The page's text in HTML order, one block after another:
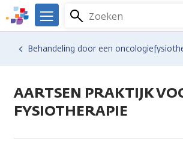
Overslaan
en
naar
We
er
Kanker.nl
Zoeken
Menu
Hulp en ondersteuning
Vind hulp bij kanker
Behandeling door een
AARTSEN PRAKTIJK
FYSIOTHERAPIE